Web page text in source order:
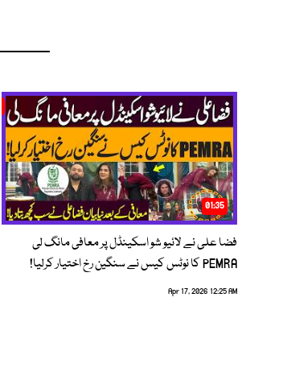
01:35
فضا علی نے لائیو شو اسکینڈل پر معافی مانگ لی
PEMRA کا نوٹس کیس نے سنگین رخ اختیار کرلیا!
Apr 17, 2026 12:25 AM